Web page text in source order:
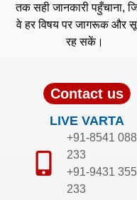
तक सही जानकारी पहुँचाना,
वे हर विषय पर जागरूक और
रह सकें।
Contact us
LIVE VARTA
+91-8541 088
233
+91-9431 355
233